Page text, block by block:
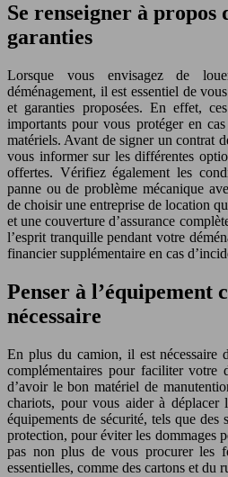
Se renseigner à propos
garanties
Lorsque vous envisagez de
déménagement, il est essentiel de
et garanties proposées. En effet,
importants pour vous protéger en
matériels. Avant de signer un contrat
vous informer sur les différentes
offertes. Vérifiez également les
panne ou de problème mécanique
de choisir une entreprise de location
et une couverture d’assurance
l’esprit tranquille pendant votre
financier supplémentaire en cas
Penser à l’équipement
nécessaire
En plus du camion, il est nécessaire
complémentaires pour faciliter votre
d’avoir le bon matériel de
chariots, pour vous aider à déplacer
équipements de sécurité, tels que des
protection, pour éviter les dommages
pas non plus de vous procurer les
essentielles, comme des cartons et du